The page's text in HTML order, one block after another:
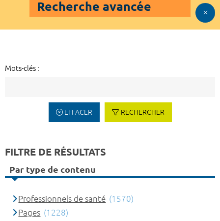
Recherche avancée
Mots-clés :
EFFACER RECHERCHER
FILTRE DE RÉSULTATS
Par type de contenu
Professionnels de santé (1570)
Pages (1228)